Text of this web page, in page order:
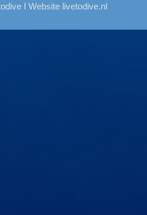
I Website livetodive.nl